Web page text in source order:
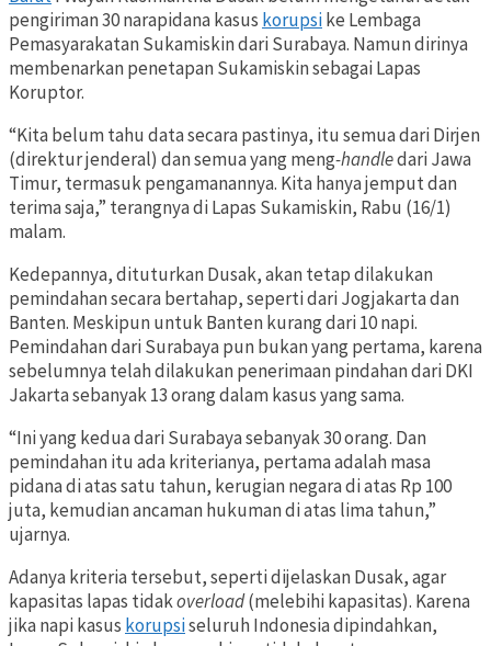
pengiriman 30 narapidana kasus korupsike Lembaga
Pemasyarakatan Sukamiskin dari Surabaya. Namun dirinya
membenarkan penetapan Sukamiskin sebagai Lapas
Koruptor.
“Kita belum tahu data secara pastinya, itu semua dari Dirjen
(direktur jenderal) dan semua yang meng-handledari Jawa
Timur, termasuk pengamanannya. Kita hanya jemput dan
terima saja,” terangnya di Lapas Sukamiskin, Rabu (16/1)
malam.
Kedepannya, dituturkan Dusak, akan tetap dilakukan
pemindahan secara bertahap, seperti dari Jogjakarta dan
Banten. Meskipun untuk Banten kurang dari 10 napi.
Pemindahan dari Surabaya pun bukan yang pertama, karena
sebelumnya telah dilakukan penerimaan pindahan dari DKI
Jakarta sebanyak 13 orang dalam kasus yang sama.
“Ini yang kedua dari Surabaya sebanyak 30 orang. Dan
pemindahan itu ada kriterianya, pertama adalah masa
pidana di atas satu tahun, kerugian negara di atas Rp 100
juta, kemudian ancaman hukuman di atas lima tahun,”
ujarnya.
Adanya kriteria tersebut, seperti dijelaskan Dusak, agar
kapasitas lapas tidakoverload(melebihi kapasitas). Karena
jika napi kasus korupsiseluruh Indonesia dipindahkan,